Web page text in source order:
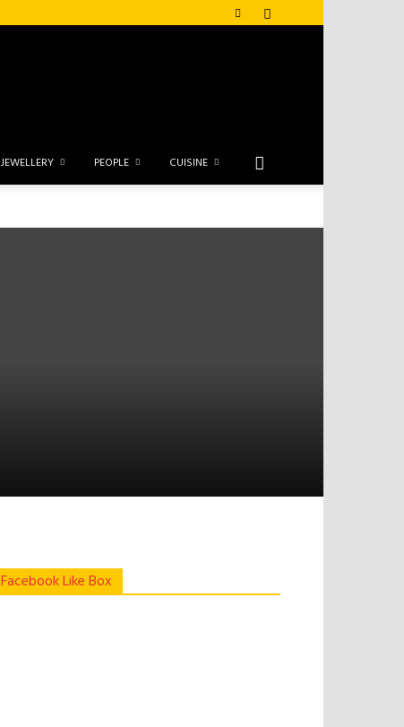
JEWELLERY PEOPLE CUISINE
Facebook Like Box